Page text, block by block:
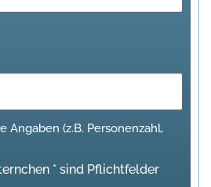
Angaben (z.B. Personenzahl,
* sind Pflichtfelder